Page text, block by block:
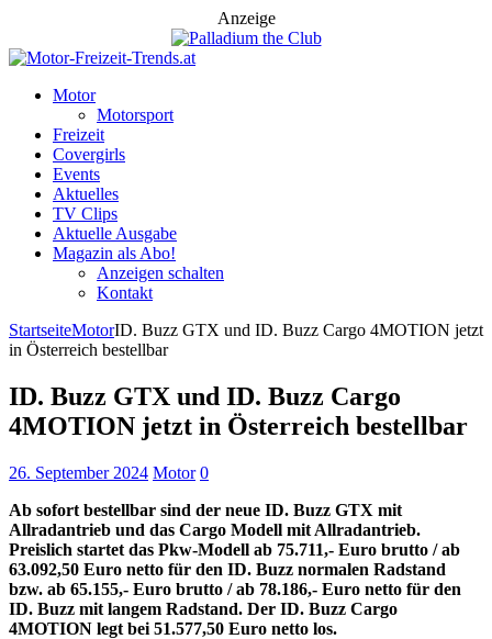
Anzeige
Motor
Motorsport
Freizeit
Covergirls
Events
Aktuelles
TV Clips
Aktuelle Ausgabe
Magazin als Abo!
Anzeigen schalten
Kontakt
StartseiteMotorID. Buzz GTX und ID. Buzz Cargo 4MOTION jetzt
in Österreich bestellbar
ID. Buzz GTX und ID. Buzz Cargo
4MOTION jetzt in Österreich bestellbar
26. September 2024 Motor 0
Ab sofort bestellbar sind der neue ID. Buzz GTX mit
Allradantrieb und das Cargo Modell mit Allradantrieb.
Preislich startet das Pkw-Modell ab 75.711,- Euro brutto / ab
63.092,50 Euro netto für den ID. Buzz normalen Radstand
bzw. ab 65.155,- Euro brutto / ab 78.186,- Euro netto für den
ID. Buzz mit langem Radstand. Der ID. Buzz Cargo
4MOTION legt bei 51.577,50 Euro netto los.